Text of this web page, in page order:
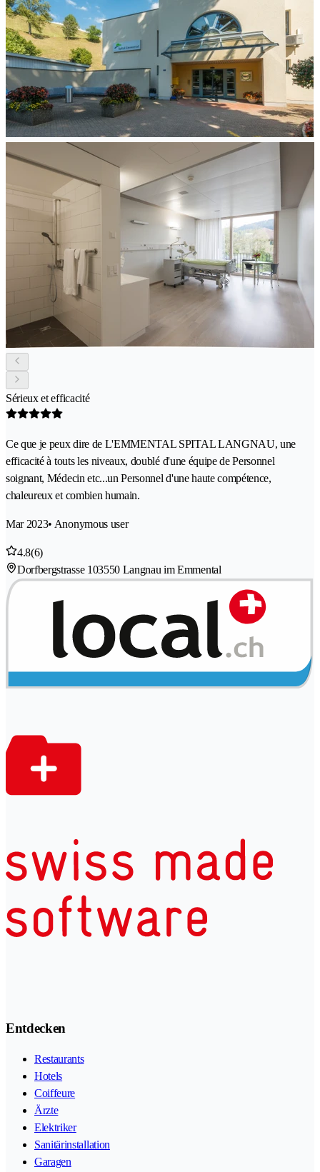
Sérieux et efficacité
Ce que je peux dire de L'EMMENTAL SPITAL LANGNAU, une
efficacité à touts les niveaux, doublé d'une équipe de Personnel
soignant, Médecin etc...un Personnel d'une haute compétence,
chaleureux et combien humain.
Mar 2023• Anonymous user
4.8(6)
Dorfbergstrasse 103550 Langnau im Emmental
Entdecken
Restaurants
Hotels
Coiffeure
Ärzte
Elektriker
Sanitärinstallation
Garagen